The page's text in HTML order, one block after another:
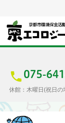
075-
休館：木曜日(祝日
アクセス